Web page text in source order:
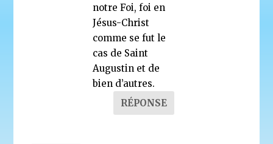
notre Foi, foi en
Jésus-Christ
comme se fut le
cas de Saint
Augustin et de
bien d’autres.
RÉPONSE